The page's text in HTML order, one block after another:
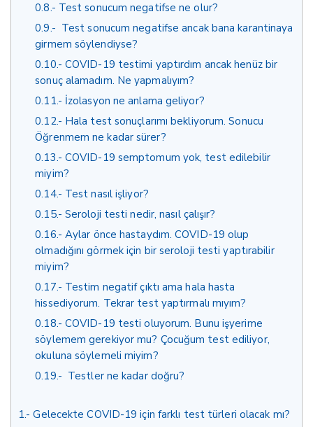
0.8. Test sonucum negatifse ne olur?
0.9.
Test sonucum negatifse ancak bana karantinaya
girmem söylendiyse?
0.10. COVID-19 testimi yaptırdım ancak henüz bir
sonuç alamadım. Ne yapmalıyım?
0.11. İzolasyon ne anlama geliyor?
0.12. Hala test sonuçlarımı bekliyorum. Sonucu
Öğrenmem ne kadar sürer?
0.13. COVID-19 semptomum yok, test edilebilir
miyim?
0.14. Test nasıl işliyor?
0.15. Seroloji testi nedir, nasıl çalışır?
0.16. Aylar önce hastaydım. COVID-19 olup
olmadığını görmek için bir seroloji testi yaptırabilir
miyim?
0.17. Testim negatif çıktı ama hala hasta
hissediyorum. Tekrar test yaptırmalı mıyım?
0.18. COVID-19 testi oluyorum. Bunu işyerime
söylemem gerekiyor mu? Çocuğum test ediliyor,
okuluna söylemeli miyim?
0.19.
Testler ne kadar doğru?
1. Gelecekte COVID-19 için farklı test türleri olacak mı?